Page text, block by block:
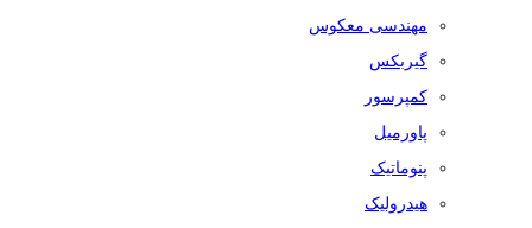
مهندسی معکوس
گیربکس
کمپرسور
پاورمیل
پنوماتیک
هیدرولیک